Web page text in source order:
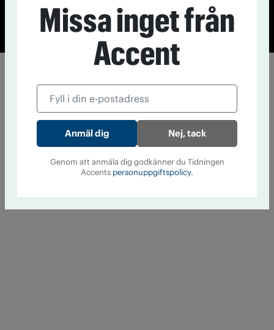
© Tidningen Accent 2026
Cookiepolicy
Personuppgiftspolicy
Missa inget från
Accent
Nej, tack
Genom att anmäla dig godkänner du Tidningen
Accents personuppgiftspolicy.